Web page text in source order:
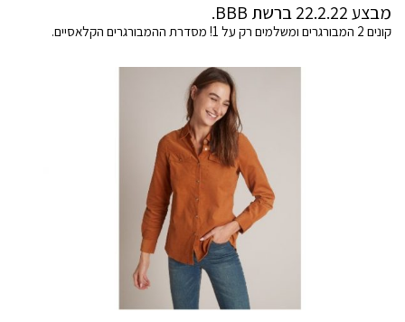
מבצע 22.2.22 ברשת BBB.
קונים 2 המבורגרים ומשלמים רק על 1! מסדרת ההמבורגרים הקלאסיים.